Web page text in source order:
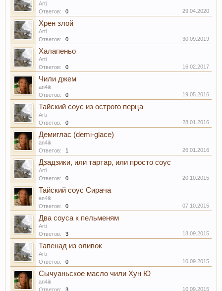
Arti
Ответов:
0 29.04.2020
Хрен злой
Arti
Ответов:
0 30.09.2019
Халапеньо
Arti
Ответов:
0 16.02.2017
Чили джем
an4ik
Ответов:
0 19.05.2016
Тайский соус из острого перца
Arti
Ответов:
0 28.01.2016
Демиглас (demi-glace)
an4ik
Ответов:
1 26.01.2016
Дзадзики, или тартар, или просто соус
Arti
Ответов:
0 20.10.2015
Тайский соус Сирача
an4ik
Ответов:
0 07.10.2015
Два соуса к пельменям
Arti
Ответов:
3 18.09.2015
Тапенад из оливок
Arti
Ответов:
0 10.09.2015
Сычуаньское масло чили Хун Ю
an4ik
Ответов:
3 10.09.2015